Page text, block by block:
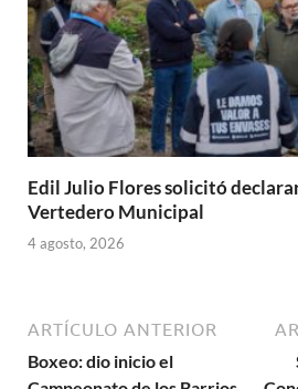
Edil Julio Flores solicitó
Vertedero Municipal
4 agosto, 2026
ARTÍCULO ANTERIOR
Boxeo: dio inicio el